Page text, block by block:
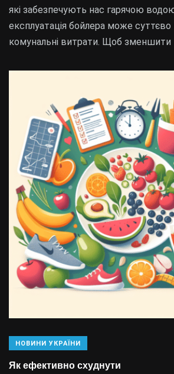
які забезпечують нас гарячою
експлуатація бойлера може
комунальні витрати. Щоб зменшити
НОВИНИ УКРАЇНИ
Як ефективно схуднути